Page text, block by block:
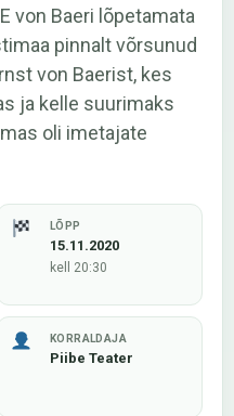
von Baeri lõpetamata
pinnalt võrsunud
von Baerist, kes
ja kelle suurimaks
oli imetajate
LÕPP
15.11.2020
kell 20:30
KORRALDAJA
Piibe Teater